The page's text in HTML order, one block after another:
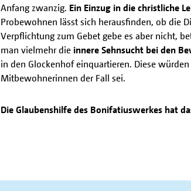
Anfang zwanzig. Ein Einzug in die christliche
Probewohnen lässt sich herausfinden, ob die
Verpflichtung zum Gebet gebe es aber nicht,
man vielmehr die innere Sehnsucht bei den
in den Glockenhof einquartieren. Diese
Mitbewohnerinnen der Fall sei.
Die Glaubenshilfe des Bonifatiuswerkes hat